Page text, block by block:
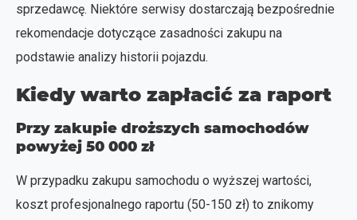
sprzedawcę. Niektóre serwisy dostarczają bezpośrednie
rekomendacje dotyczące zasadności zakupu na
podstawie analizy historii pojazdu.
Kiedy warto zapłacić za raport
Przy zakupie droższych samochodów
powyżej 50 000 zł
W przypadku zakupu samochodu o wyższej wartości,
koszt profesjonalnego raportu (50-150 zł) to znikomy